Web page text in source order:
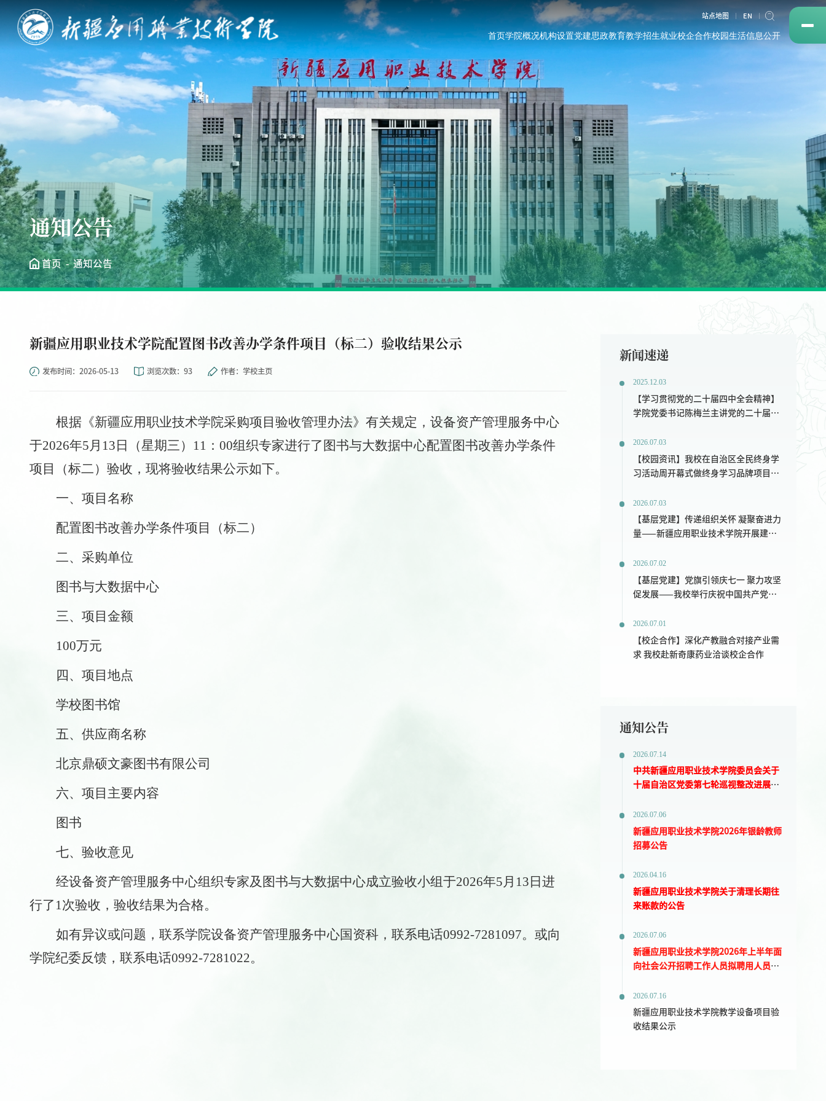
站点地图 EN
首页学院概况机构设置党建思政教育教学招生就业校企合作校园生活信息公开
通知公告
首页 通知公告
新疆应用职业技术学院配置图书改善办学条件项目（标二）验收结果公示
发布时间：2026-05-13 浏览次数：93 作者：学校主页
根据《新疆应用职业技术学院采购项目验收管理办法》 有关规定， 设备资产管理服务中心
于2026年5月13日（星期三）11：00组织专家进行了图书与大数据中心配置图书改善办学条件
项目（标二）验收，现将验收结果公示如下。
一、 项目名称
配置图书改善办学条件项目（标二）
二、采购单位
图书与大数据中心
三、项目金额
100万元
四、项目地点
学校图书馆
五、 供应商名称
北京鼎硕文豪图书有限公司
六、 项目主要内容
图书
七、验收意见
经设备资产管理服务中心组织专家及图书与大数据中心成立验收小组于2026年5月13日进
行了1次验收，验收结果为合格。
如有异议或问题，联系学院设备资产管理服务中心国资科，联系电话0992-7281097。或向
学院纪委反馈，联系电话0992-7281022。
新闻速递
2025.12.03
【学习贯彻党的二十届四中全会精神】
学院党委书记陈梅兰主讲党的二十届四
划“十五五”新篇
2026.07.03
【校园资讯】我校在自治区全民终身学
习活动周开幕式做终身学习品牌项目交
2026.07.03
【基层党建】传递组织关怀 凝聚奋进力
量——新疆应用职业技术学院开展建党
2026.07.02
【基层党建】党旗引领庆七一 聚力攻坚
促发展——我校举行庆祝中国共产党成
2026.07.01
【校企合作】深化产教融合对接产业需
求 我校赴新奇康药业洽谈校企合作
通知公告
2026.07.14
中共新疆应用职业技术学院委员会关于
十届自治区党委第七轮巡视整改进展情
2026.07.06
新疆应用职业技术学院2026年银龄教师
招募公告
2026.04.16
新疆应用职业技术学院关于清理长期往
来账款的公告
2026.07.06
新疆应用职业技术学院2026年上半年面
向社会公开招聘工作人员拟聘用人员公
2026.07.16
新疆应用职业技术学院教学设备项目验
收结果公示